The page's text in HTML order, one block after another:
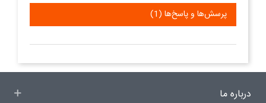
پرسش‌ها و پاسخ‌ها (1)
درباره ما